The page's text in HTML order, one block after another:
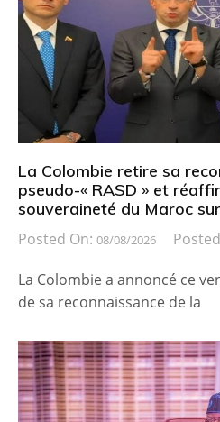
La Colombie retire sa
pseudo-« RASD » et
souveraineté du Maroc
Posted On: 08/08/2026
La Colombie a annoncé ce
de sa reconnaissance de la